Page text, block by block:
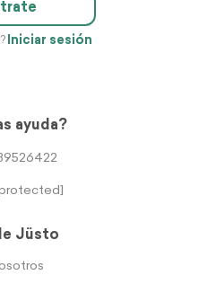
Iniciar sesión
ayuda?
Jüsto